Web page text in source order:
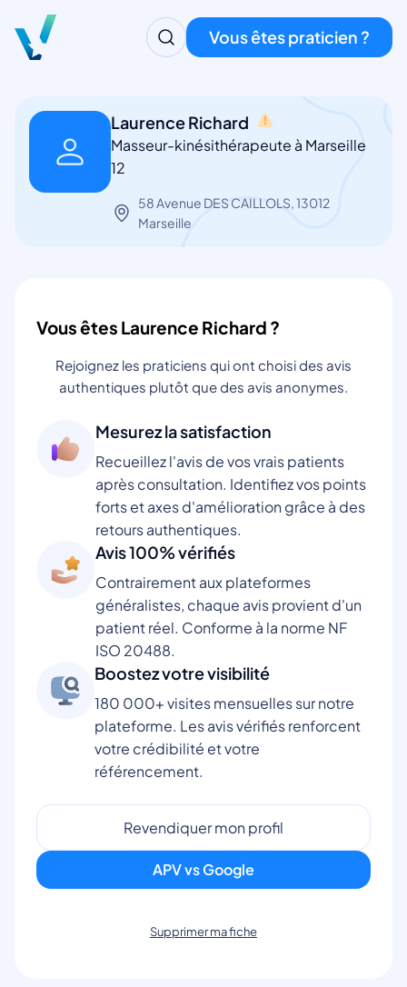
Vous êtes praticien ?
Laurence Richard
Masseur-kinésithérapeute à Marseille
12
58 Avenue DES CAILLOLS, 13012
Marseille
Vous êtes Laurence Richard ?
Rejoignez les praticiens qui ont choisi des avis
authentiques plutôt que des avis anonymes.
Mesurez la satisfaction
Recueillez l'avis de vos vrais patients
après consultation. Identifiez vos points
forts et axes d'amélioration grâce à des
retours authentiques.
Avis 100% vérifiés
Contrairement aux plateformes
généralistes, chaque avis provient d'un
patient réel. Conforme à la norme NF
ISO 20488.
Boostez votre visibilité
180 000+ visites mensuelles sur notre
plateforme. Les avis vérifiés renforcent
votre crédibilité et votre
référencement.
Revendiquer mon profil
APV vs Google
Supprimer ma fiche